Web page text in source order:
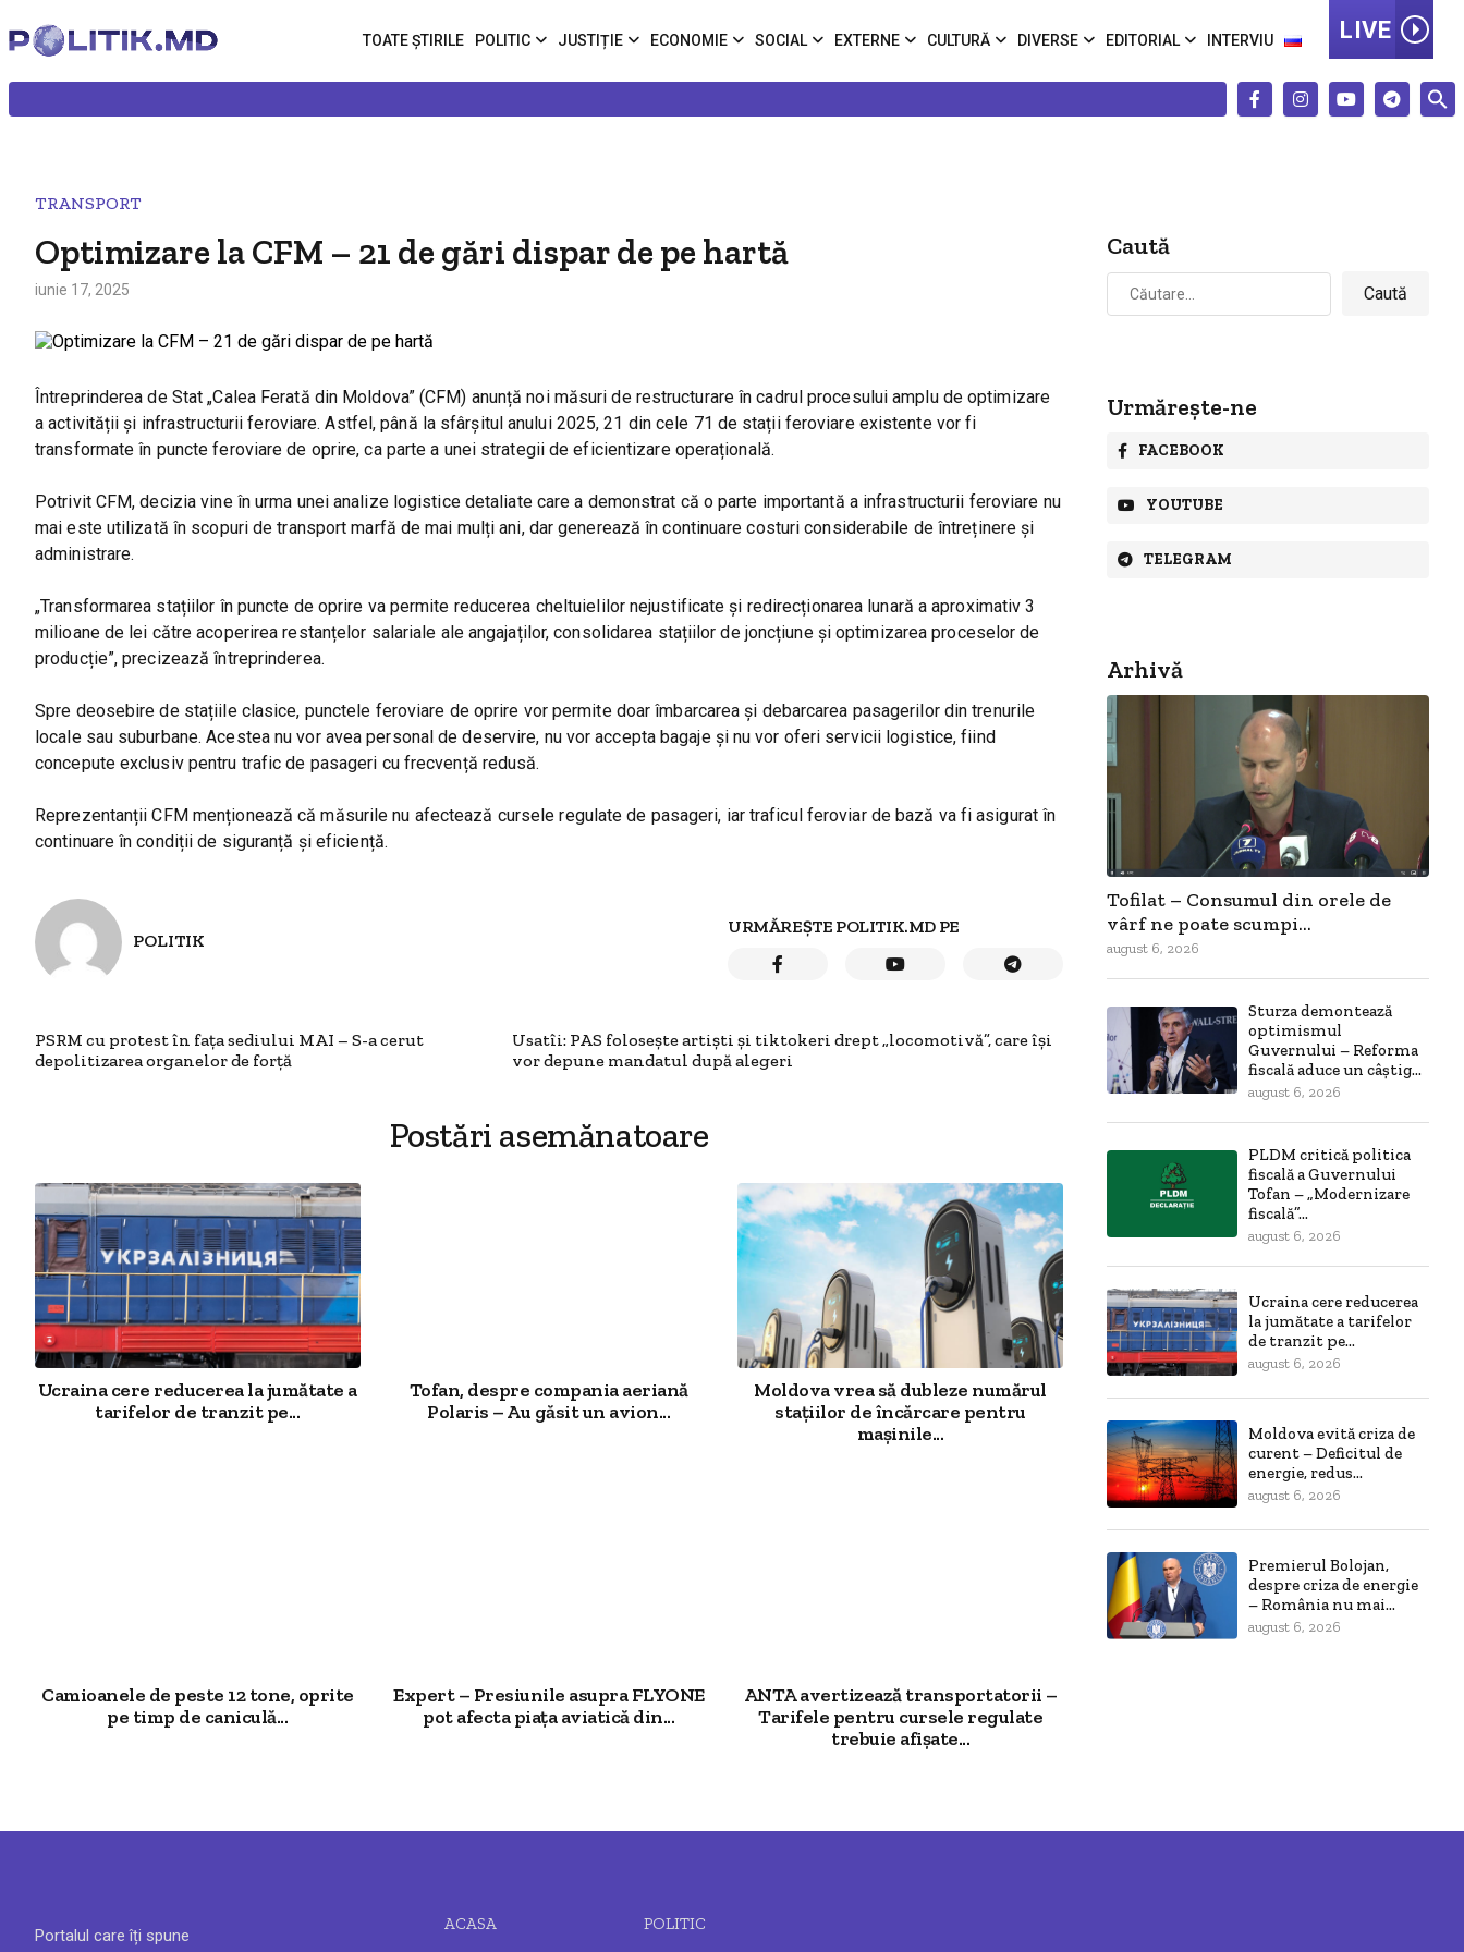
TOATE ȘTIRILE POLITIC JUSTIȚIE ECONOMIE SOCIAL EXTERNE CULTURĂ DIVERSE EDITORIAL INTERVIU LIVE
TRANSPORT
Optimizare la CFM – 21 de gări dispar de pe hartă
iunie 17, 2025
Întreprinderea de Stat „Calea Ferată din Moldova” (CFM) anunță noi măsuri de restructurare în cadrul procesului amplu de optimizare
a activității și infrastructurii feroviare. Astfel, până la sfârșitul anului 2025, 21 din cele 71 de stații feroviare existente vor fi
transformate în puncte feroviare de oprire, ca parte a unei strategii de eficientizare operațională.
Potrivit CFM, decizia vine în urma unei analize logistice detaliate care a demonstrat că o parte importantă a infrastructurii feroviare nu
mai este utilizată în scopuri de transport marfă de mai mulți ani, dar generează în continuare costuri considerabile de întreținere și
administrare.
„Transformarea stațiilor în puncte de oprire va permite reducerea cheltuielilor nejustificate și redirecționarea lunară a aproximativ 3
milioane de lei către acoperirea restanțelor salariale ale angajaților, consolidarea stațiilor de joncțiune și optimizarea proceselor de
producție”, precizează întreprinderea.
Spre deosebire de stațiile clasice, punctele feroviare de oprire vor permite doar îmbarcarea și debarcarea pasagerilor din trenurile
locale sau suburbane. Acestea nu vor avea personal de deservire, nu vor accepta bagaje și nu vor oferi servicii logistice, fiind
concepute exclusiv pentru trafic de pasageri cu frecvență redusă.
Reprezentanții CFM menționează că măsurile nu afectează cursele regulate de pasageri, iar traficul feroviar de bază va fi asigurat în
continuare în condiții de siguranță și eficiență.
POLITIK
URMĂREȘTE POLITIK.MD PE
PSRM cu protest în fața sediului MAI – S-a cerut
depolitizarea organelor de forță
Usatîi: PAS folosește artiști și tiktokeri drept „locomotivă”, care își
vor depune mandatul după alegeri
Postări asemănatoare
Ucraina cere reducerea la jumătate a
tarifelor de tranzit pe...
Tofan, despre compania aeriană
Polaris – Au găsit un avion...
Moldova vrea să dubleze numărul
stațiilor de încărcare pentru
mașinile...
Camioanele de peste 12 tone, oprite
pe timp de caniculă...
Expert – Presiunile asupra FLYONE
pot afecta piața aviatică din...
ANTA avertizează transportatorii –
Tarifele pentru cursele regulate
trebuie afișate...
Caută
Caută
după:
Urmărește-ne
FACEBOOK
YOUTUBE
TELEGRAM
Arhivă
Tofilat – Consumul din orele de
vârf ne poate scumpi...
august 6, 2026
Sturza demontează
optimismul
Guvernului – Reforma
fiscală aduce un câștig...
august 6, 2026
PLDM critică politica
fiscală a Guvernului
Tofan – „Modernizare
fiscală”...
august 6, 2026
Ucraina cere reducerea
la jumătate a tarifelor
de tranzit pe...
august 6, 2026
Moldova evită criza de
curent – Deficitul de
energie, redus...
august 6, 2026
Premierul Bolojan,
despre criza de energie
– România nu mai...
august 6, 2026
Portalul care îți spune
ACASA POLITIC